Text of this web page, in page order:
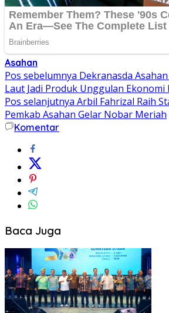
Asahan
Navigasi
pos
Pos sebelumnya Dekranasda
Laut Jadi Produk Unggulan Ekonomi
Pos selanjutnya Arbil Fahrizal Raih
Pemkab Asahan Gelar Nobar Meriah
Komentar
Baca Juga